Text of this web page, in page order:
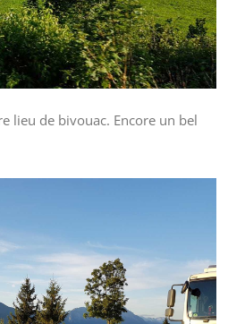
lieu de bivouac. Encore un bel